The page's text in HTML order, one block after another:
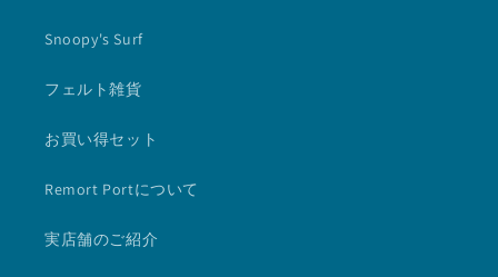
Snoopy's Surf
フェルト雑貨
お買い得セット
Remort Portについて
実店舗のご紹介